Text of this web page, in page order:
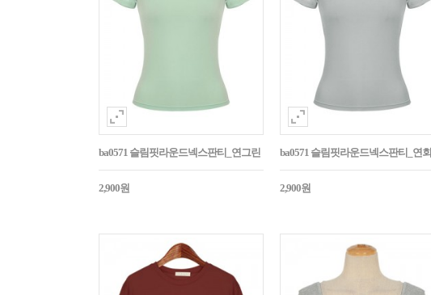
ba0571 슬림핏라운드넥스판티_연그린
2,900원
ba0571 슬림핏라운드넥스판티_연회
2,900원